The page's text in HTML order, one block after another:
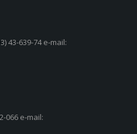
43-639-74 e-mail:
066 e-mail: